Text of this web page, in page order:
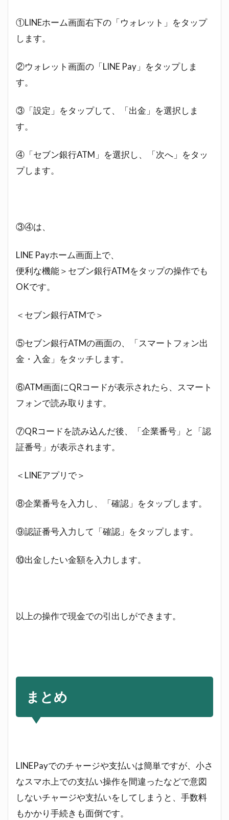
①LINEホーム画面右下の「ウォレット」をタップ
します。
②ウォレット画面の「LINE Pay」をタップしま
す。
③「設定」をタップして、「出金」を選択しま
す。
④「セブン銀行ATM」を選択し、「次へ」をタッ
プします。
③④は、
LINE Payホーム画面上で、
便利な機能＞セブン銀行ATMをタップの操作でも
OKです。
＜セブン銀行ATMで＞
⑤セブン銀行ATMの画面の、「スマートフォン出
金・入金」をタッチします。
⑥ATM画面にQRコードが表示されたら、スマート
フォンで読み取ります。
⑦QRコードを読み込んだ後、「企業番号」と「認
証番号」が表示されます。
＜LINEアプリで＞
⑧企業番号を入力し、「確認」をタップします。
⑨認証番号入力して「確認」をタップします。
⑩出金したい金額を入力します。
以上の操作で現金での引出しができます。
まとめ
LINEPayでのチャージや支払いは簡単ですが、小さ
なスマホ上での支払い操作を間違ったなどで意図
しないチャージや支払いをしてしまうと、手数料
もかかり手続きも面倒です。